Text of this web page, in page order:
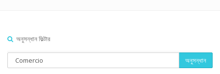
অনুসন্ধান ফিল্টার
অনুসন্ধান